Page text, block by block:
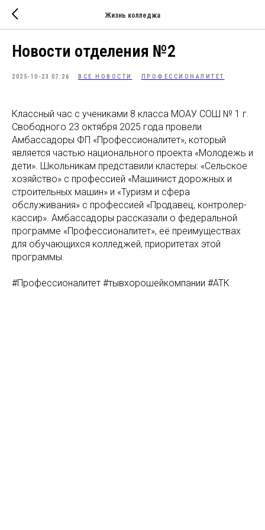
Жизнь колледжа
Новости отделения №2
2025-10-23 07:26 ВСЕ НОВОСТИ ПРОФЕССИОНАЛИТЕТ
Классный час с учениками 8 класса МОАУ СОШ № 1 г.
Свободного 23 октября 2025 года провели
Амбассадоры ФП «Профессионалитет», который
является частью национального проекта «Молодежь и
дети». Школьникам представили кластеры: «Сельское
хозяйство» с профессией «Машинист дорожных и
строительных машин» и «Туризм и сфера
обслуживания» с профессией «Продавец, контролер-
кассир». Амбассадоры рассказали о федеральной
программе «Профессионалитет», её преимуществах
для обучающихся колледжей, приоритетах этой
программы.
#Профессионалитет #тывхорошейкомпании #АТК